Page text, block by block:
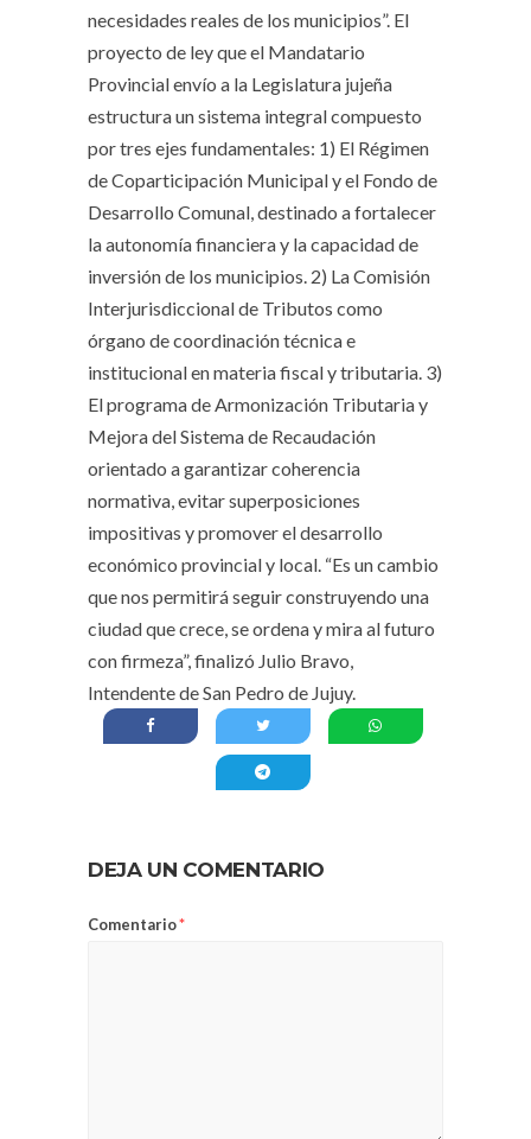
necesidades reales de los municipios”. El
proyecto de ley que el Mandatario
Provincial envío a la Legislatura jujeña
estructura un sistema integral compuesto
por tres ejes fundamentales: 1) El Régimen
de Coparticipación Municipal y el Fondo de
Desarrollo Comunal, destinado a fortalecer
la autonomía financiera y la capacidad de
inversión de los municipios. 2) La Comisión
Interjurisdiccional de Tributos como
órgano de coordinación técnica e
institucional en materia fiscal y tributaria. 3)
El programa de Armonización Tributaria y
Mejora del Sistema de Recaudación
orientado a garantizar coherencia
normativa, evitar superposiciones
impositivas y promover el desarrollo
económico provincial y local. “Es un cambio
que nos permitirá seguir construyendo una
ciudad que crece, se ordena y mira al futuro
con firmeza”, finalizó Julio Bravo,
Intendente de San Pedro de Jujuy.
DEJA UN COMENTARIO
Comentario*